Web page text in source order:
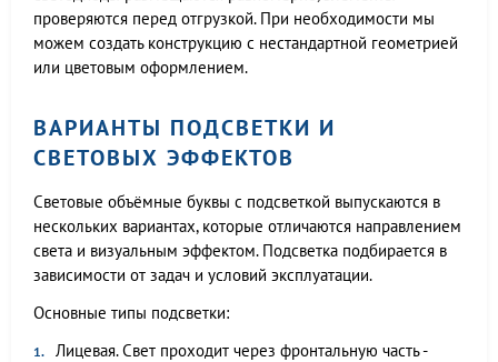
проверяются перед отгрузкой. При необходимости мы
можем создать конструкцию с нестандартной геометрией
или цветовым оформлением.
ВАРИАНТЫ ПОДСВЕТКИ И
СВЕТОВЫХ ЭФФЕКТОВ
Световые объёмные буквы с подсветкой выпускаются в
нескольких вариантах, которые отличаются направлением
света и визуальным эффектом. Подсветка подбирается в
зависимости от задач и условий эксплуатации.
Основные типы подсветки:
Лицевая. Свет проходит через фронтальную часть -